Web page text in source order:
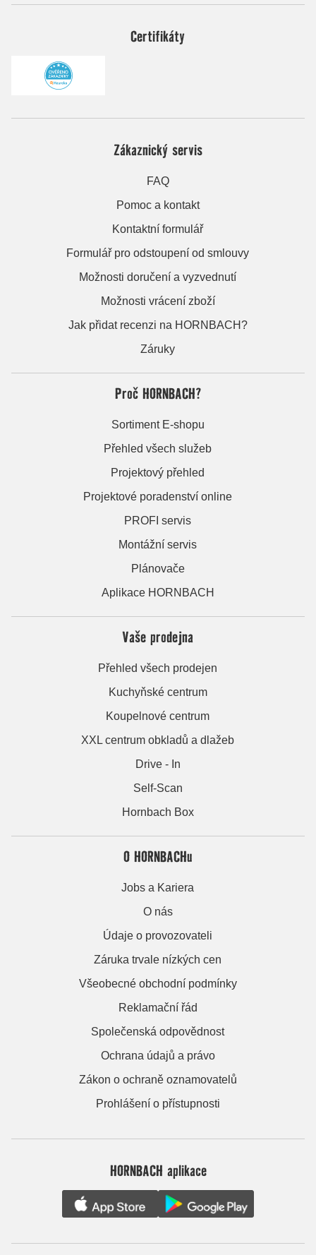
Certifikáty
Zákaznický servis
FAQ
Pomoc a kontakt
Kontaktní formulář
Formulář pro odstoupení od smlouvy
Možnosti doručení a vyzvednutí
Možnosti vrácení zboží
Jak přidat recenzi na HORNBACH?
Záruky
Proč HORNBACH?
Sortiment E-shopu
Přehled všech služeb
Projektový přehled
Projektové poradenství online
PROFI servis
Montážní servis
Plánovače
Aplikace HORNBACH
Vaše prodejna
Přehled všech prodejen
Kuchyňské centrum
Koupelnové centrum
XXL centrum obkladů a dlažeb
Drive - In
Self-Scan
Hornbach Box
O HORNBACHu
Jobs a Kariera
O nás
Údaje o provozovateli
Záruka trvale nízkých cen
Všeobecné obchodní podmínky
Reklamační řád
Společenská odpovědnost
Ochrana údajů a právo
Zákon o ochraně oznamovatelů
Prohlášení o přístupnosti
HORNBACH aplikace